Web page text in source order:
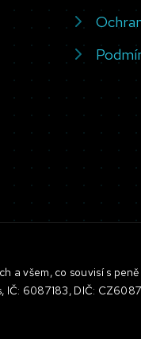
a všem, co souvisí s
IČ: 6087183, DIČ: